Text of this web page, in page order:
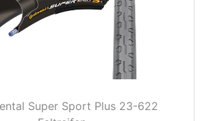
Super Sport Plus 23-622